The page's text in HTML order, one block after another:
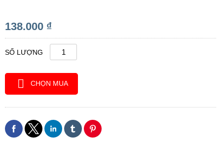
138.000 ₫
SỐ LƯỢNG
CHỌN MUA